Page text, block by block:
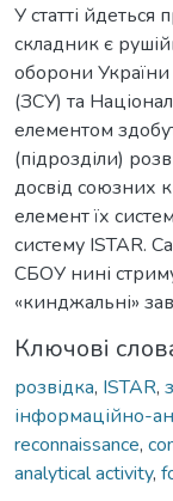
У статті
складник є
оборони
(ЗСУ) та
елементом
(підрозділи)
досвід союзних
елемент їх
систему ISTAR.
СБОУ нині
«кинджальні»
Ключові
розвідка, ISTAR,
інформаційно-
reconnaissance,
analytical activity,